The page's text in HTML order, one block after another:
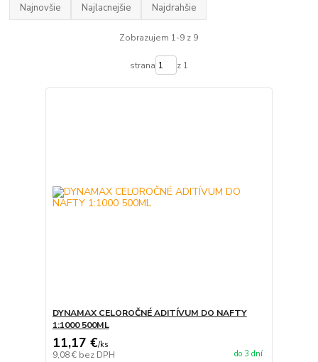
Najnovšie Najlacnejšie Najdrahšie
Zobrazujem 1-9 z 9
strana z 1
DYNAMAX CELOROČNÉ ADITÍVUM DO NAFTY
1:1000 500ML
11,17 €/ks
9,08 € bez DPH do 3 dní